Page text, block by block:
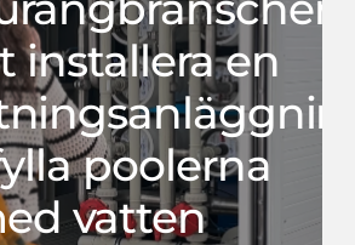
installera en
poolerna
vatten